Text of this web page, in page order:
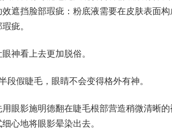
遮挡脸部瑕疵：粉底液需要在皮肤表面
疵。
神看上去更加脱俗。
段假睫毛，眼睛不会变得格外有神。
眼影施明德翻在睫毛根部营造稍微清晰
心地将眼影晕染出去。